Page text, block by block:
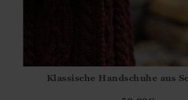
Klassische Handschuhe aus